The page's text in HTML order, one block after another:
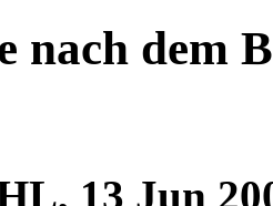
nach dem
13 Jun